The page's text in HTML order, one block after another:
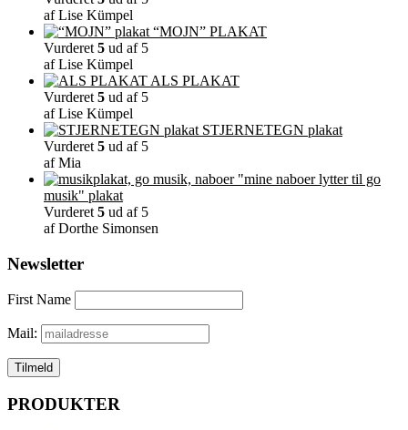
af Lise Kümpel
“MOJN” PLAKAT
Vurderet 5 ud af 5
af Lise Kümpel
ALS PLAKAT
Vurderet 5 ud af 5
af Lise Kümpel
STJERNETEGN plakat
Vurderet 5 ud af 5
af Mia
"mine naboer lytter til go
musik" plakat
Vurderet 5 ud af 5
af Dorthe Simonsen
Newsletter
First Name
Mail:
PRODUKTER